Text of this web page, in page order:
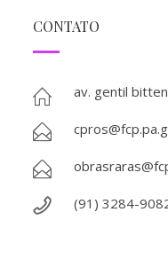
CONTATO
av. gentil
(91) 3284-